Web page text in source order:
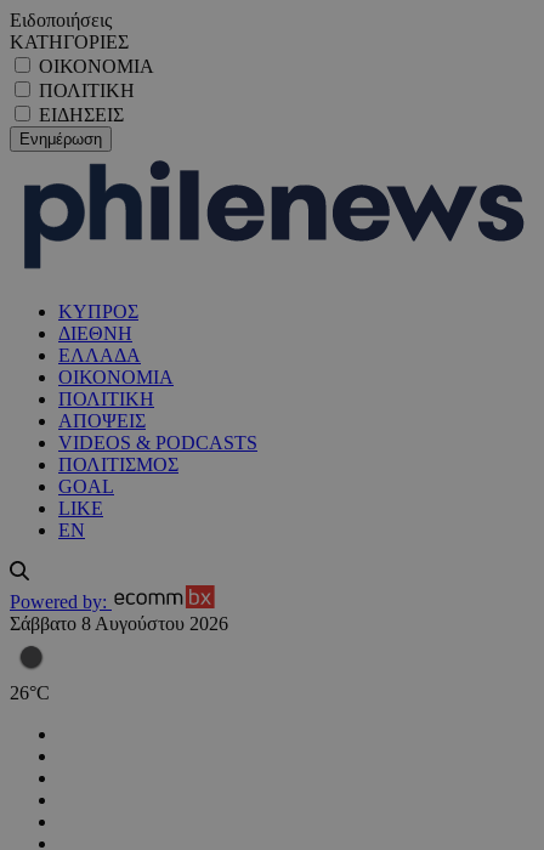
Ειδοποιήσεις
ΚΑΤΗΓΟΡΙΕΣ
ΟΙΚΟΝΟΜΙΑ
ΠΟΛΙΤΙΚΗ
ΕΙΔΗΣΕΙΣ
ΚΥΠΡΟΣ
ΔΙΕΘΝΗ
ΕΛΛΑΔΑ
ΟΙΚΟΝΟΜΙΑ
ΠΟΛΙΤΙΚΗ
ΑΠΟΨΕΙΣ
VIDEOS & PODCASTS
ΠΟΛΙΤΙΣΜΟΣ
GOAL
LIKE
EN
Powered by:
Σάββατο 8 Αυγούστου 2026
26°C